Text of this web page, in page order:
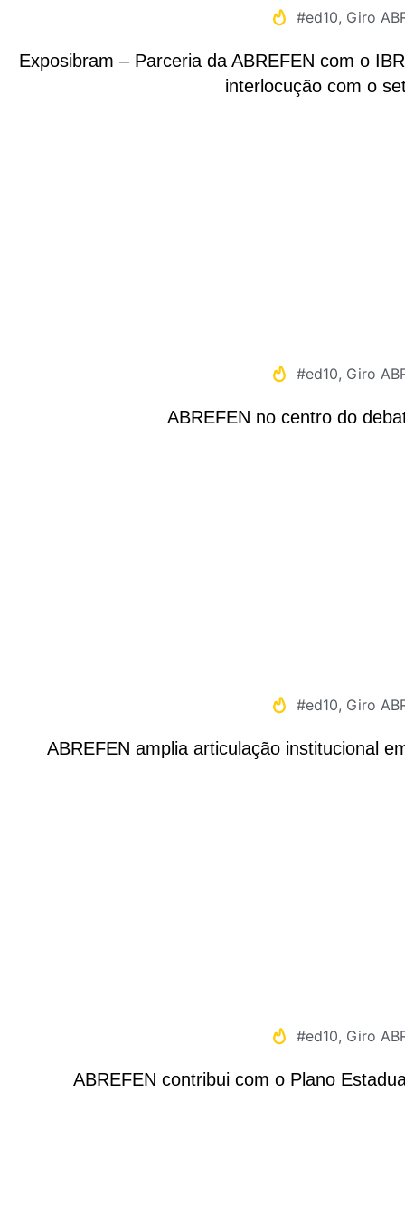
#ed10, Giro
Exposibram – Parceria da ABREFEN com o
interlocução com o
#ed10, Giro
ABREFEN no centro do
#ed10, Giro
ABREFEN amplia articulação institucional
#ed10, Giro
ABREFEN contribui com o Plano